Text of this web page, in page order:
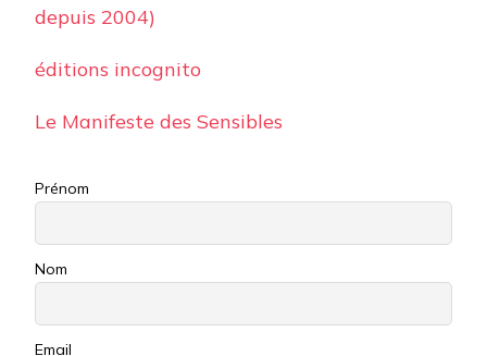
depuis 2004)
éditions incognito
Le Manifeste des Sensibles
Prénom
Nom
Email